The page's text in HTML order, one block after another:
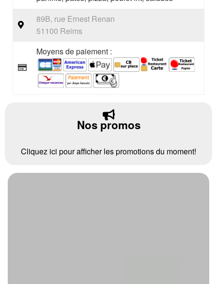
89B, rue Ernest Renan
51100 Reims
Moyens de paiement :
Nos promos
Cliquez ici pour afficher les promotions du moment!